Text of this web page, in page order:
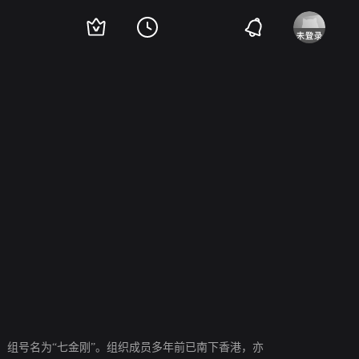
号名为“七金刚”。组织成员多年前已南下香港，亦